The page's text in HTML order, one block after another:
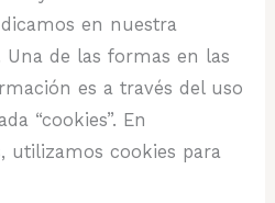
en nuestra
Una de las formas en las
es a través del uso
“cookies”. En
utilizamos cookies para